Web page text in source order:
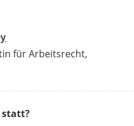
für Arbeitsrecht,
statt?